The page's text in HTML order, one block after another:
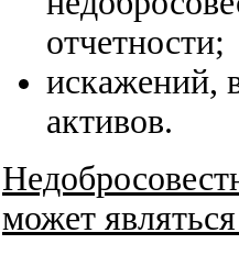
отчетности;
искажений,
активов.
может